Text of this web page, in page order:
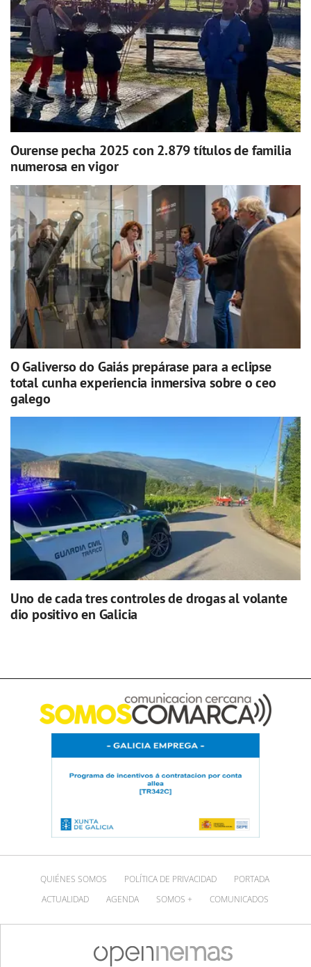
Ourense pecha 2025 con 2.879 títulos de familia
numerosa en vigor
O Galiverso do Gaiás prepárase para a eclipse
total cunha experiencia inmersiva sobre o ceo
galego
Uno de cada tres controles de drogas al volante
dio positivo en Galicia
QUIÉNES SOMOS POLÍTICA DE PRIVACIDAD
PORTADA
ACTUALIDAD
AGENDA SOMOS + COMUNICADOS